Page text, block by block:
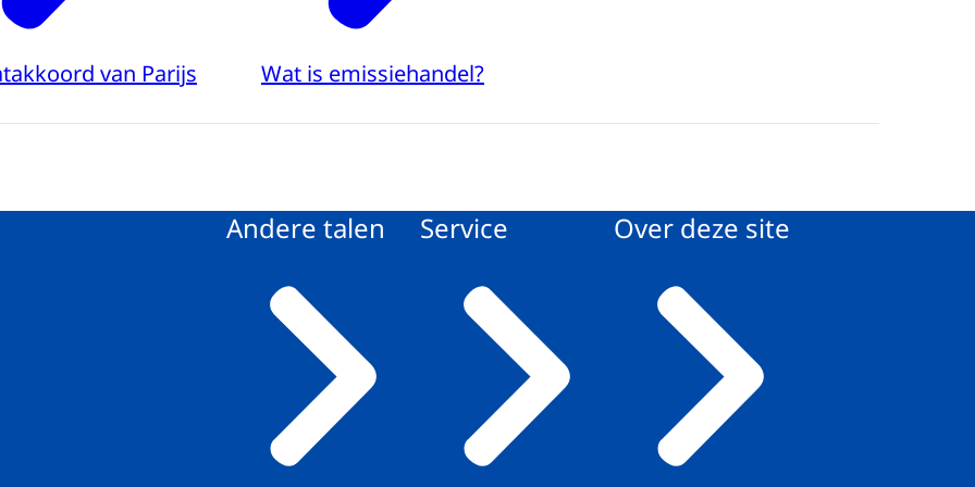
van Parijs Wat is emissiehandel?
Andere talen Service Over deze site